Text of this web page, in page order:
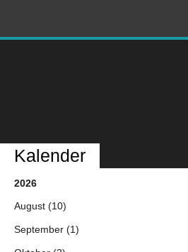
Kalender
2026
August (10)
September (1)